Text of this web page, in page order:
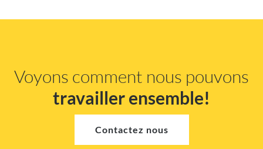
Voyons comment nous pouvons
travailler ensemble!
Contactez nous